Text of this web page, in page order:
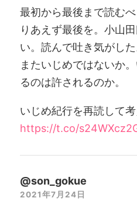
最初から最後まで読む
りあえず最後を。小山
い。読んで吐き気がし
またいじめではないか
るのは許されるのか。
いじめ紀行を再読して
https://t.co/
@son_gokue
2021年7月24日